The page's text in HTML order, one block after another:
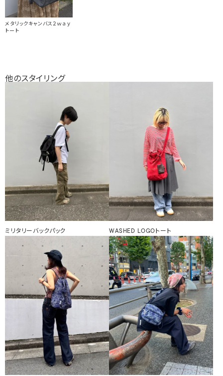
メタリックキャンバス２ｗａｙ
トート
他のスタイリング
ミリタリーバックパック WASHED LOGOトート